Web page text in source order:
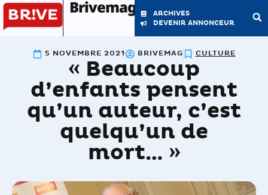
Brivemag'
ARCHIVES
DEVENIR ANNONCEUR
5 NOVEMBRE 2021 BRIVEMAG CULTURE
« Beaucoup
d’enfants pensent
qu’un auteur, c’est
quelqu’un de
mort… »